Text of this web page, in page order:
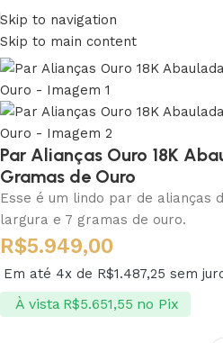
Skip to navigation
Skip to main content
Par Alianças Ouro 18K
Gramas de Ouro
Esse é um lindo par de alianças
largura e 7 gramas de ouro.
R$5.949,00
Em até 4x de R$1.487,25 sem
À vista R$5.651,55 no Pix